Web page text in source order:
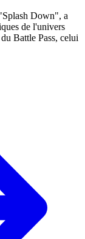
Down", a
de l'univers
Battle Pass, celui